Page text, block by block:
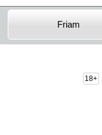
Friam
18+